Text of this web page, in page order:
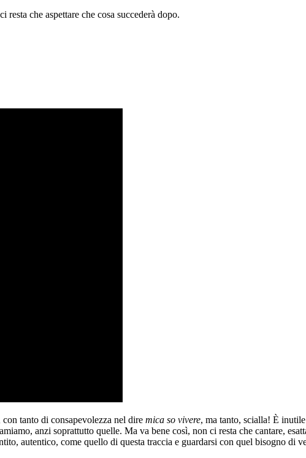
che aspettare che cosa succederà dopo.
tanto di consapevolezza nel dire mica so vivere, ma tanto, scialla! È
anzi soprattutto quelle. Ma va bene così, non ci resta che cantare,
autentico, come quello di questa traccia e guardarsi con quel bisogno di